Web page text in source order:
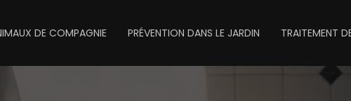
DE COMPAGNIE PRÉVENTION DANS LE JARDIN TRAITEMENT